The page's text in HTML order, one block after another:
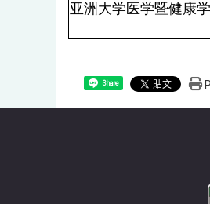
亚洲 大学 医学暨健康
Share